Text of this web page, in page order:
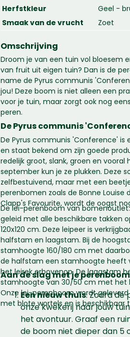
Herfstkleur
Geel -
Smaak van de vrucht
Zoet
Omschrijving
Droom je van een tuin vol bloesem
van fruit uit eigen tuin? Dan is de
name de Pyrus communis
jou! Deze boom is niet alleen een
voor je tuin, maar zorgt ook nog
peren.
De Pyrus communis
De Pyrus communis 'Conference' is
en staat bekend om zijn goede
redelijk groot, slank, groen en vooral
september kun je ze plukken. Deze
zelfbestuivend, maar met een
perenbomen zoals de Bonne Louise
Clapp's Favourite, wordt de oogst
De lei-perenboom van
geleid met alle beschikbare takken
120x120 cm. Deze leipeer is
halfstam en laagstam. Bij de
stamhoogte 160/180 cm met
de halfstam een stamhoogte heeft
het leirek erbovenop. De laagstam
stamhoogte van 30/50 cm met het
Onze lei-perenboom wordt
met blote wortels en is beschikbaar
Aan de slag met je perenboom
Een nieuw thuis: Zodra de
onze kwekerij naar jouw
het avontuur. Graaf een
de boom niet dieper dan 5